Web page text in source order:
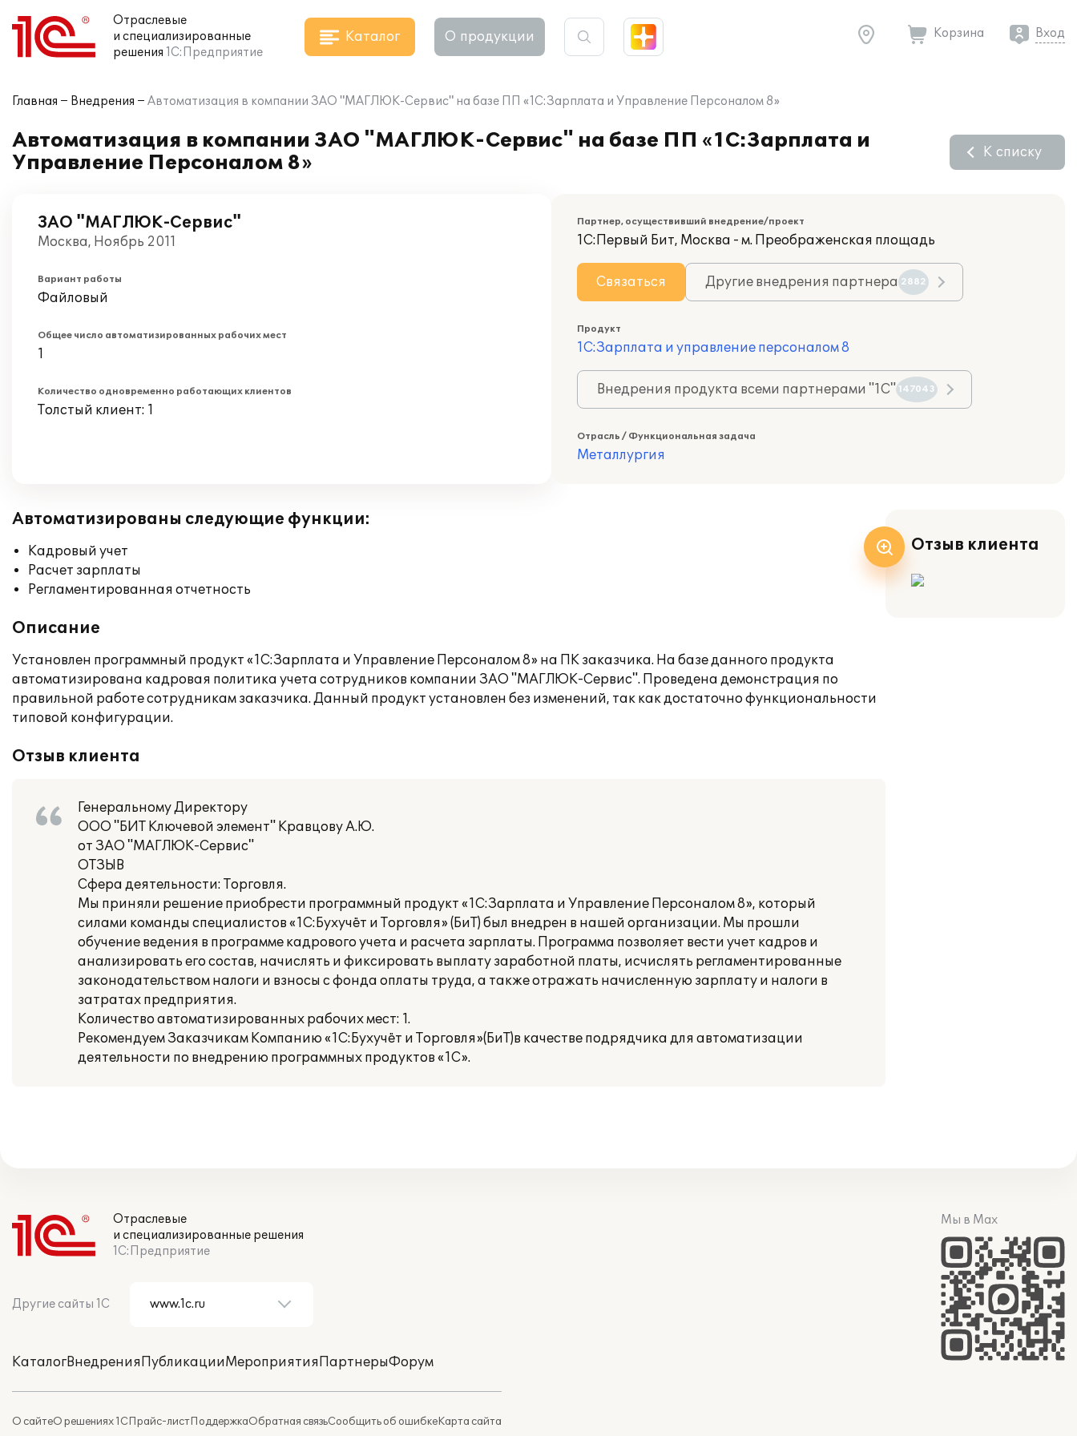
Отраслевые
и специализированные
решения 1С:Предприятие
Каталог О продукции Корзина Вход
Главная Внедрения Автоматизация в компании ЗАО "МАГЛЮК-Сервис" на базе ПП «1С:Зарплата и Управление Персоналом 8»
Автоматизация в компании ЗАО "МАГЛЮК-Сервис" на базе ПП «1С:Зарплата и
Управление Персоналом 8»
К списку
ЗАО "МАГЛЮК-Сервис"
Москва, Ноябрь 2011
Вариант работы
Файловый
Общее число автоматизированных рабочих мест
1
Количество одновременно работающих клиентов
Толстый клиент: 1
Партнер, осуществивший внедрение/проект
1С:Первый Бит, Москва - м. Преображенская площадь
Связаться Другие внедрения партнера 2882
Продукт
1С:Зарплата и управление персоналом 8
Внедрения продукта всеми партнерами "1С" 147043
Отрасль / Функциональная задача
Металлургия
Автоматизированы следующие функции:
Кадровый учет
Расчет зарплаты
Регламентированная отчетность
Описание
Установлен программный продукт «1С:Зарплата и Управление Персоналом 8» на ПК заказчика. На базе данного продукта
автоматизирована кадровая политика учета сотрудников компании ЗАО "МАГЛЮК-Сервис". Проведена демонстрация по
правильной работе сотрудникам заказчика. Данный продукт установлен без изменений, так как достаточно функциональности
типовой конфигурации.
Отзыв клиента
Генеральному Директору
ООО "БИТ Ключевой элемент" Кравцову А.Ю.
от ЗАО "МАГЛЮК-Сервис"
ОТЗЫВ
Сфера деятельности: Торговля.
Мы приняли решение приобрести программный продукт «1С:Зарплата и Управление Персоналом 8», который
силами команды специалистов «1С:Бухучёт и Торговля» (БиТ) был внедрен в нашей организации. Мы прошли
обучение ведения в программе кадрового учета и расчета зарплаты. Программа позволяет вести учет кадров и
анализировать его состав, начислять и фиксировать выплату заработной платы, исчислять регламентированные
законодательством налоги и взносы с фонда оплаты труда, а также отражать начисленную зарплату и налоги в
затратах предприятия.
Количество автоматизированных рабочих мест: 1.
Рекомендуем Заказчикам Компанию «1С:Бухучёт и Торговля»(БиТ)в качестве подрядчика для автоматизации
деятельности по внедрению программных продуктов «1С».
Отзыв клиента
Отраслевые
и специализированные решения
1С:Предприятие
Другие сайты 1С
КаталогВнедренияПубликацииМероприятияПартнерыФорум
О сайтеО решениях 1СПрайс-листПоддержкаОбратная связьСообщить об ошибкеКарта сайта
Мы в Max